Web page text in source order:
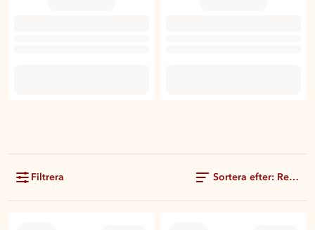
Filtrera Sortera efter: